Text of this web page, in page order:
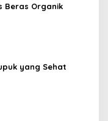
Beras Organik
yang Sehat